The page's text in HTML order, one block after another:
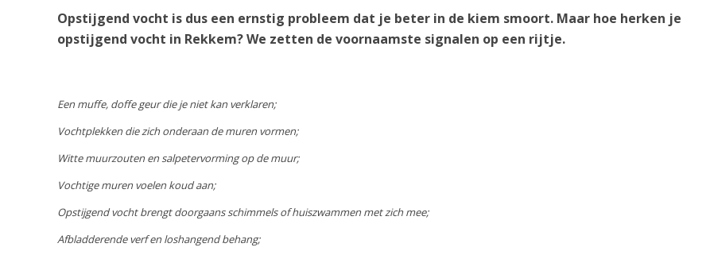
Opstijgend vocht is dus een ernstig probleem dat je beter in de kiem smoort. Maar hoe herken je
opstijgend vocht in Rekkem? We zetten de voornaamste signalen op een rijtje.
Een muffe, doffe geur die je niet kan verklaren;
Vochtplekken die zich onderaan de muren vormen;
Witte muurzouten en salpetervorming op de muur;
Vochtige muren voelen koud aan;
Opstijgend vocht brengt doorgaans schimmels of huiszwammen met zich mee;
Afbladderende verf en loshangend behang;